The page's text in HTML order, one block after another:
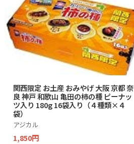
関西限定 お土産 おみやげ 大阪 京都 奈
良 神戸 和歌山 亀田の柿の種 ピーナッ
ツ入り 180g 16袋入り（４種類×４
袋）
アジカル
1,850円